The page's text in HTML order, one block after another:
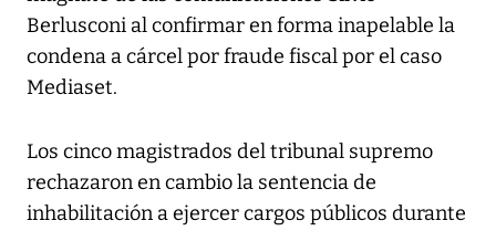
Berlusconi al confirmar en forma inapelable la
condena a cárcel por fraude fiscal por el caso
Mediaset.
Los cinco magistrados del tribunal supremo
rechazaron en cambio la sentencia de
inhabilitación a ejercer cargos públicos durante